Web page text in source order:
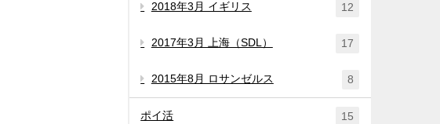
2018年3月 イギリス 12
2017年3月 上海（SDL） 17
2015年8月 ロサンゼルス 8
ポイ活 15